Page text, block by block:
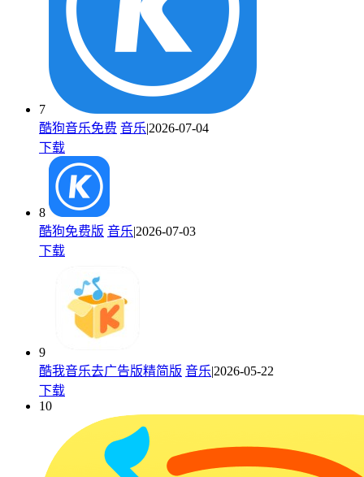
7
酷狗音乐免费 音乐|2026-07-04
下载
8
酷狗免费版 音乐|2026-07-03
下载
9
酷我音乐去广告版精简版 音乐|2026-05-22
下载
10